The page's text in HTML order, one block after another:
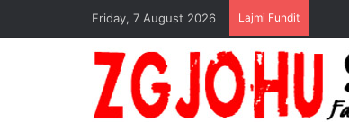
Friday, 7 August 2026 Lajmi Fundit